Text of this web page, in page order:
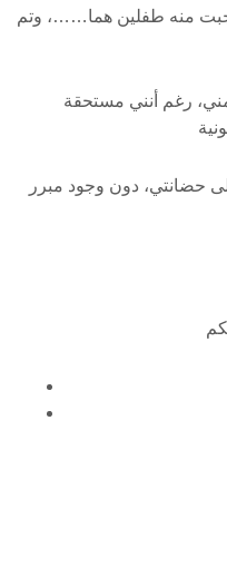
منه طفلين هما……، وتم
رغم أنني مستحقة
حضانتي، دون وجود مبرر